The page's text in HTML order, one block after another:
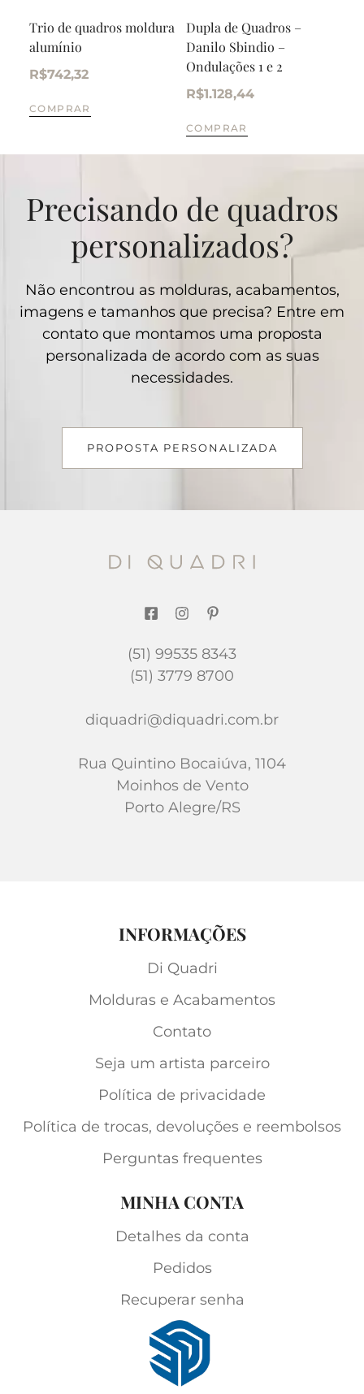
Trio de quadros moldura
alumínio
R$742,32
COMPRAR
Dupla de Quadros –
Danilo Sbindio –
Ondulações 1 e 2
R$1.128,44
COMPRAR
Precisando de quadros
personalizados?
Não encontrou as molduras, acabamentos,
imagens e tamanhos que precisa? Entre em
contato que montamos uma proposta
personalizada de acordo com as suas
necessidades.
PROPOSTA PERSONALIZADA
(51) 99535 8343
(51) 3779 8700
diquadri@diquadri.com.br
Rua Quintino Bocaiúva, 1104
Moinhos de Vento
Porto Alegre/RS
INFORMAÇÕES
Di Quadri
Molduras e Acabamentos
Contato
Seja um artista parceiro
Política de privacidade
Política de trocas, devoluções e reembolsos
Perguntas frequentes
MINHA CONTA
Detalhes da conta
Pedidos
Recuperar senha